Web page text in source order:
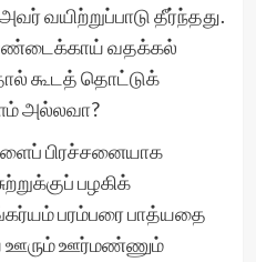
வயிற்றுப்பாடு தீர்ந்தது.
வதக்கல்
கூடத் தொட்டுக்
அல்லவா?
பிரச்சனையாக
பழகிக்
பரம்பரை பாத்யதை
ஊரும் ஊர்மண்ணும்